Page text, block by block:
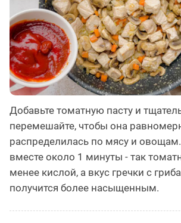
Добавьте томатную пасту и
перемешайте, чтобы она
распределилась по мясу и
вместе около 1 минуты - так
менее кислой, а вкус гречки с
получится более насыщенным.